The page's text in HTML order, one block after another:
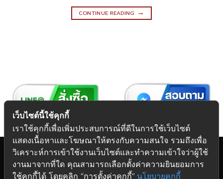
CONTINUE READING →
Copyright 2026 © Futuretech Intermarketing Co., Ltd.
เว็บไซต์นี้ใช้คุกกี้
เราใช้คุกกี้เพื่อเพิ่มประสบการณ์ที่ดีในการใช้เว็บไซต์
แสดงเนื้อหาและโฆษณาให้ตรงกับความสนใจ รวมถึงเพื่อ
วิเคราะห์การเข้าใช้งานเว็บไซต์และทำความเข้าใจว่าผู้ใช้
งานมาจากที่ใด คุณสามารถเลือกตั้งค่าความยินยอมการ
ใช้คุกกี้ได้ โดยคลิก “การตั้งค่าคุกกี้” นโยบายคุกกี้